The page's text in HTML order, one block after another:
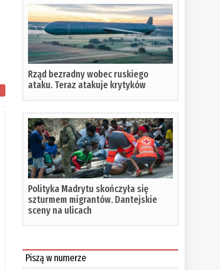
Rząd bezradny wobec ruskiego
ataku. Teraz atakuje krytyków
Polityka Madrytu skończyła się
szturmem migrantów. Dantejskie
sceny na ulicach
Piszą w numerze